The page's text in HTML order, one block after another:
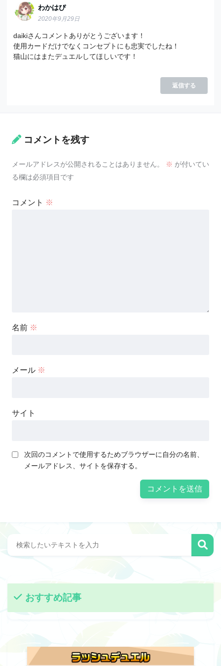
わかはぴ
2020年9月29日
daikiさんコメントありがとうございます！
使用カードだけでなくコンセプトにも忠実でしたね！
猫山にはまたデュエルしてほしいです！
返信する
コメントを残す
メールアドレスが公開されることはありません。 ※ が付いてい
る欄は必須項目です
コメント ※
名前 ※
メール ※
サイト
次回のコメントで使用するためブラウザーに自分の名前、
メールアドレス、サイトを保存する。
おすすめ記事